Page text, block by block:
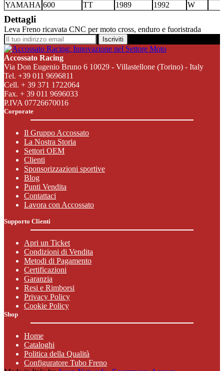
YAMAHA 600 TT 1989 1992 W
Dettagli
Leva Freno ricavata CNC per moto cross, enduro e fuoristrada
Iscriviti
Accossato Racing
Via Don Eugenio Bruno 6 10029 - Villastellone (Torino) - Italy
Tel. +39 011 9696811
Cell. + 39 371 1722064
Fax. + 39 011 9696033
P.IVA 07726670016
Corporate
Il Gruppo Accossato
La Nostra Storia
Settori OEM
Clienti
Sponsorizzazioni sportive
Blog
Punti Vendita
Contattaci
Lavora con Accossato
Supporto Clienti
Apri un Ticket
Condizioni di Vendita
Metodi di Pagamento
Certificazioni
Garanzia
Resi e Rimborsi
Privacy Policy
Cookie Policy
Shop
Home
Cataloghi
Politica della Qualità
Configuratore Tubo Freno